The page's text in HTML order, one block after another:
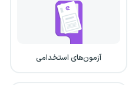
آزمون‌های استخدامی